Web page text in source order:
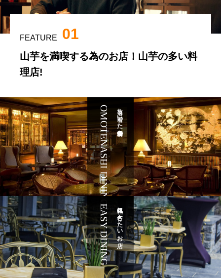
FEATURE 01
山芋を満喫する為のお店！山芋の多い料
理店!
落ち着いた会食場所
OMOTENASHI DINING
気軽に行きたいお店
EASY DINING